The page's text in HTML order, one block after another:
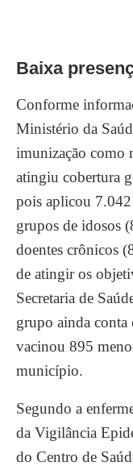
Baixa
Conforme
Ministério da
imunização como
atingiu cobertura
pois aplicou 7.042
grupos de idosos
doentes crônicos
de atingir os
Secretaria de
grupo ainda
vacinou 895
município.
Segundo a
da Vigilância
do Centro de